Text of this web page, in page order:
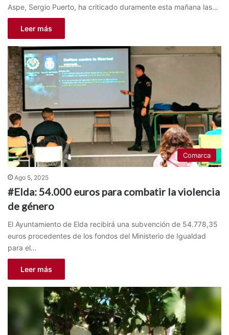
Aspe, Sergio Puerto, ha criticado duramente esta mañana las…
Leer más
Comarca
Ago 5, 2025
#Elda: 54.000 euros para combatir la violencia
de género
El Ayuntamiento de Elda recibirá una subvención de 54.778,35
euros procedentes de los fondos del Ministerio de Igualdad
para el…
Leer más